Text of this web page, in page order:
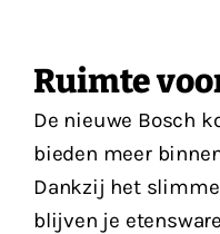
Ruimte
De nieuwe Bosch
bieden meer
Dankzij het
blijven je